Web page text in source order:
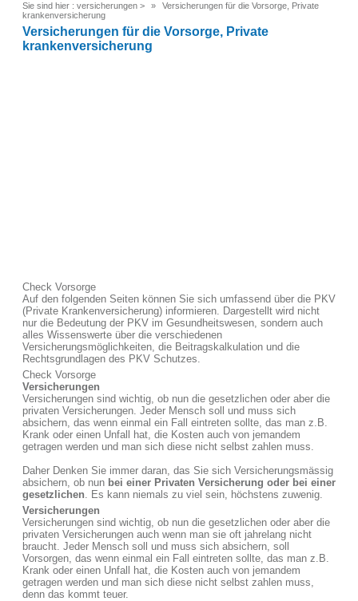
Sie sind hier : versicherungen >
Versicherungen für die Vorsorge, Private
krankenversicherung
Versicherungen für die Vorsorge, Private
krankenversicherung
Check Vorsorge
Auf den folgenden Seiten können Sie sich umfassend über die PKV
(Private Krankenversicherung) informieren. Dargestellt wird nicht
nur die Bedeutung der PKV im Gesundheitswesen, sondern auch
alles Wissenswerte über die verschiedenen
Versicherungsmöglichkeiten, die Beitragskalkulation und die
Rechtsgrundlagen des PKV Schutzes.
Check Vorsorge
Versicherungen
Versicherungen sind wichtig, ob nun die gesetzlichen oder aber die
privaten Versicherungen. Jeder Mensch soll und muss sich
absichern, das wenn einmal ein Fall eintreten sollte, das man z.B.
Krank oder einen Unfall hat, die Kosten auch von jemandem
getragen werden und man sich diese nicht selbst zahlen muss.
Daher Denken Sie immer daran, das Sie sich Versicherungsmässig
absichern, ob nun bei einer Privaten Versicherung oder bei einer
gesetzlichen. Es kann niemals zu viel sein, höchstens zuwenig.
Versicherungen
Versicherungen sind wichtig, ob nun die gesetzlichen oder aber die
privaten Versicherungen auch wenn man sie oft jahrelang nicht
braucht. Jeder Mensch soll und muss sich absichern, soll
Vorsorgen, das wenn einmal ein Fall eintreten sollte, das man z.B.
Krank oder einen Unfall hat, die Kosten auch von jemandem
getragen werden und man sich diese nicht selbst zahlen muss,
denn das kommt teuer.